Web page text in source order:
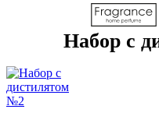
Набор с